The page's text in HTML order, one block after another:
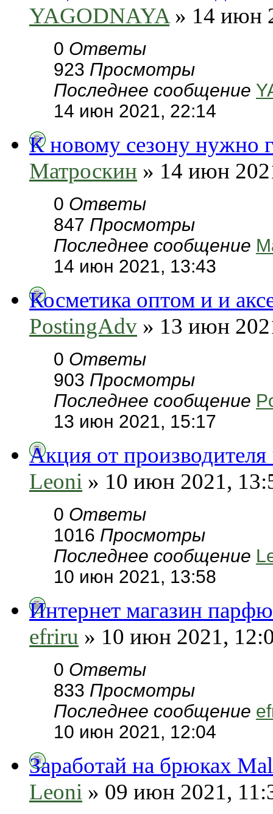
YAGODNAYA» 14 июн
0 Ответы
923 Просмотры
Последнее сообщение
14 июн 2021, 22:14
К новому сезону нужно
Матроскин » 14 июн
0 Ответы
847 Просмотры
Последнее сообщение
14 июн 2021, 13:43
Косметика оптом и и
PostingAdv » 13 июн
0 Ответы
903 Просмотры
Последнее сообщение
13 июн 2021, 15:17
Акция от
Leoni » 10 июн 2021,
0 Ответы
1016 Просмотры
Последнее сообщение
10 июн 2021, 13:58
Интернет магазин
efriru » 10 июн 2021,
0 Ответы
833 Просмотры
Последнее сообщение
10 июн 2021, 12:04
Заработай на брюках
Leoni » 09 июн 2021,